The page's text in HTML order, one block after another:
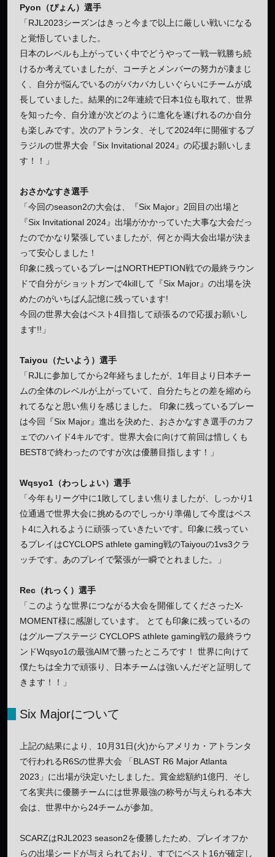
Pyon（ぴょん）選手
「RJL2023シーズンはきっと今まで以上に厳しい戦いになる
と覚悟していました。
日本のレベルも上がっていく中でどうやって一戦一戦勝ち続
けるか考えていましたが、コーチとメンバーの努力が凄まじ
く、自分が悩んでいるのがバカバカしいぐらいにチームが成
長していました。結果的に2年連続で日本1位も取れて、世界
を知った今、自分達が次どのように進化を遂げれるのか自分
も楽しみです。次のアトランタ、そして2024年に開催するブ
ラジルの世界大会『Six Invitational 2024』の応援お願いしま
す！！」
おさかなすき選手
「今回のseason2の大会は、『Six Major』2回目の出場と
『Six Invitational 2024』出場がかかっていた大事な大会だっ
たのでかなり緊張していましたが、何とか両大会出場が決ま
って安心しました！
印象に残っているプレーはNORTHEPTION戦での最終ラウン
ドで自分がショットガンで4killして『Six Major』の出場を決
めたのがいちばん記憶に残っています!
今回の世界大会はベスト4目指して頑張るので応援お願いし
ます!!」
Taiyou（たいよう）選手
「RJLに参加してから2年経ちましたが、1年目より日本チー
ムの全体のレベルが上がっていて、自分たちとの差を縮めら
れてるなと思い焦りを感じました。 印象に残っているプレー
は今回『Six Major』進出を決めた、おさかなすき選手のカフ
ェでのハイド4キルです。世界大会に向けて前回は惜しくも
BEST8で終わったのですが次は優勝目指します！」
Wqsyo1（わっしょい）選手
「今年もリーグ中に1敗してしまい焦りましたが、しっかり1
位通過で世界大会に挑めるのでしっかり準備して今度はベス
ト4に入れるように頑張っていきたいです。印象に残ってい
るプレイはCYCLOPS athlete gaming戦のTaiyouの1vs3クラ
ッチです。あのプレイで緊張が一瞬でとれました。」
Rec（れっく）選手
「このような世界につながる大会を開催してくださったX-
MOMENT様に感謝しています。 とても印象に残っているの
はグループステージ CYCLOPS athlete gaming戦の最終ラウ
ンドWqsyo1の最強AIMで勝ったところです！ 世界に向けて
僕たちは全力で頑張り、日本チームは強いんだぞと証明して
きます！！」
Six Majorについて
上記の結果により、10月31日(火)からアメリカ・アトランタ
で行われるR6Sの世界大会 「BLAST R6 Major Atlanta
2023」に出場が決定いたしました。賞金総額約1億円、そし
て名実共に優勝チームには世界最強の称号が与えられる本大
会は、世界中から24チームが参加。
SCARZはRJL2023 season2を優勝したため、プレイオフか
らの出場シードが与えられており、すでにベスト16が確定し